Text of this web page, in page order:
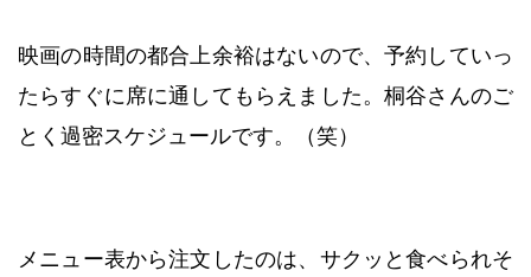
映画の時間の都合上余裕はないので、予約していっ
たらすぐに席に通してもらえました。桐谷さんのご
とく過密スケジュールです。（笑）
メニュー表から注文したのは、サクッと食べられそ